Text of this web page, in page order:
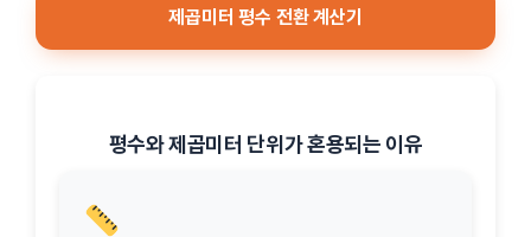
제곱미터 평수 전환 계산기
평수와 제곱미터 단위가 혼용되는 이유